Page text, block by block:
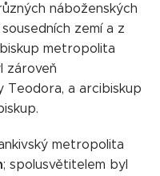
náboženských
zemí a z
metropolita
zároveň
Teodora, a arcibiskup
metropolita
; spolusvětitelem byl